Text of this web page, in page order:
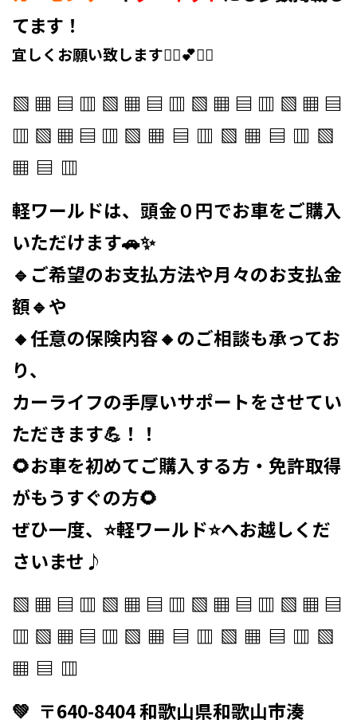
てます！
宜しくお願い致します🙇‍♀️💕🙇‍♂️
⁡▧ ▦ ▤ ▥ ▧ ▦ ▤ ▥ ▧ ▦ ▤ ▥ ▧ ▦ ▤
▥ ▧ ▦ ▤ ▥ ▧ ▦ ▤ ▥ ▧ ▦ ▤ ▥ ▧
▦ ▤ ▥
軽ワールドは、頭金０円でお車をご購入
いただけます🚗✨
🔹ご希望のお支払方法や月々のお支払金
額🔹や
🔸任意の保険内容🔸のご相談も承ってお
り、
カーライフの手厚いサポートをさせてい
ただきます💪！！
🌻お車を初めてご購入する方・免許取得
がもうすぐの方🌻
ぜひ一度、⭐軽ワールド⭐へお越しくだ
さいませ♪ ⁡
▧ ▦ ▤ ▥ ▧ ▦ ▤ ▥ ▧ ▦ ▤ ▥ ▧ ▦ ▤
▥ ▧ ▦ ▤ ▥ ▧ ▦ ▤ ▥ ▧ ▦ ▤ ▥ ▧
▦ ▤ ▥
💚 ⁡ 〒640-8404 和歌山県和歌山市湊